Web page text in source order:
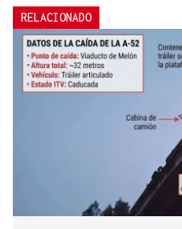
RELACIONADO